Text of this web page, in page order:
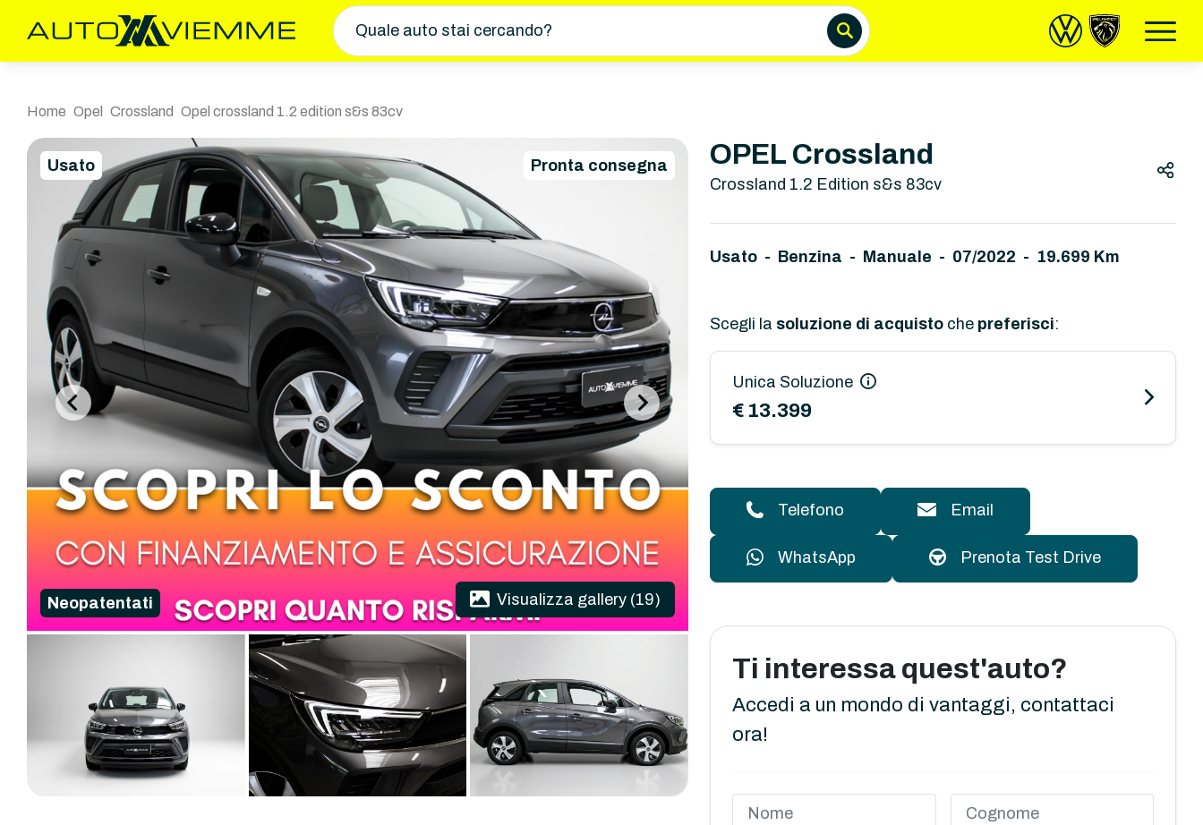
Quale auto stai cercando?
Home Opel Crossland Opel crossland 1.2 edition s&s 83cv
Usato Pronta consegna
Neopatentati Visualizza gallery (19)
OPEL Crossland
Crossland 1.2 Edition s&s 83cv
Usato - Benzina - Manuale - 07/2022 - 19.699 Km
Scegli la soluzione di acquisto che preferisci:
Unica Soluzione
€ 13.399
Telefono Email
WhatsApp Prenota Test Drive
Ti interessa quest'auto?
Accedi a un mondo di vantaggi, contattaci
ora!